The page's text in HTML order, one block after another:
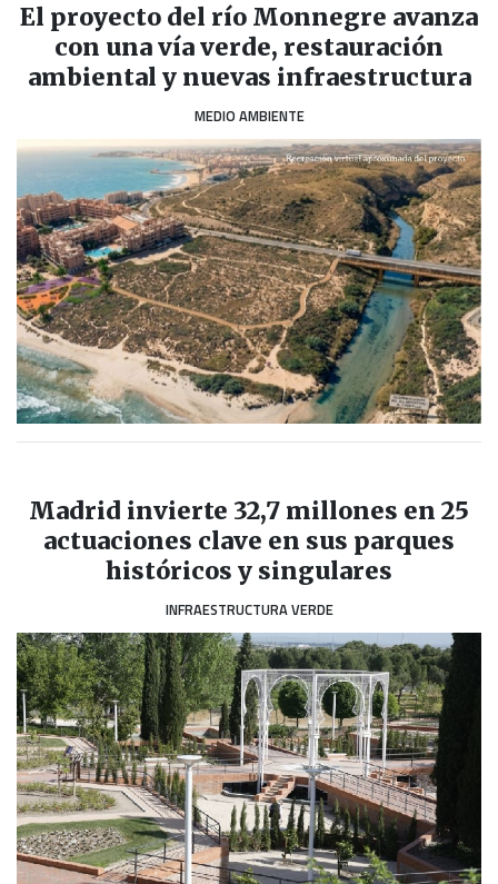
El proyecto del río Monnegre avanza
con una vía verde, restauración
ambiental y nuevas infraestructura
MEDIO AMBIENTE
Madrid invierte 32,7 millones en 25
actuaciones clave en sus parques
históricos y singulares
INFRAESTRUCTURA VERDE